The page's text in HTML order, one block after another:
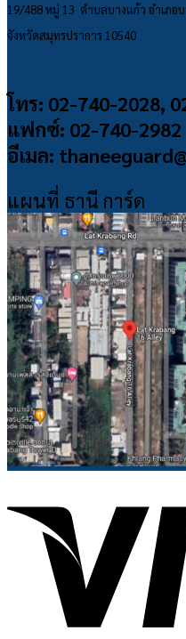
19/488 หมู่ 13 ตำบลบางแก้ว อำเภอ
จังหวัดสมุทรปราการ 10540
โทร: 02-740-2028,
แฟกซ์: 02-740-2982
อีเมล:
แผนที่ ธานี การ์ด